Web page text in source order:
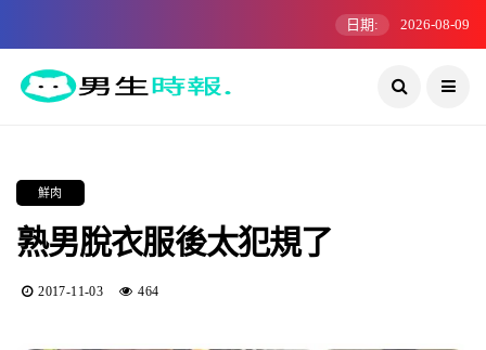
日期: 2026-08-09
鮮肉
熟男脫衣服後太犯規了
2017-11-03 464